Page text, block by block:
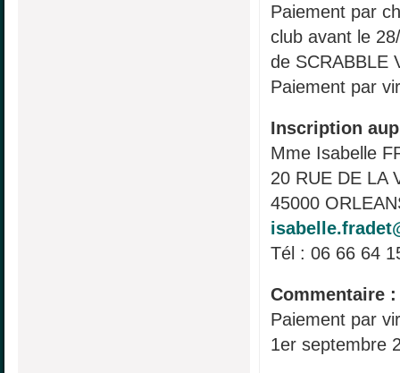
Paiement par
club avant le
de SCRABBLE
Paiement par
Inscription
Mme Isabelle
20 RUE DE LA
45000
Tél : 06 66 64
Commentaire :
Paiement par
1er septembre